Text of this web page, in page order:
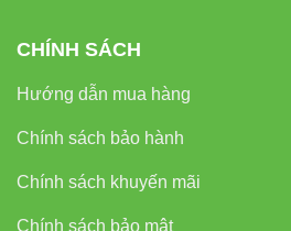
CHÍNH SÁCH
Hướng dẫn mua hàng
Chính sách bảo hành
Chính sách khuyến mãi
Chính sách bảo mật